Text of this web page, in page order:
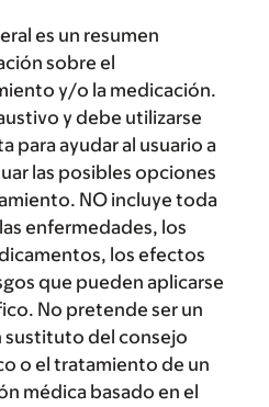
es un resumen
sobre el
y/o la medicación.
y debe utilizarse
para ayudar al usuario a
las posibles opciones
NO incluye toda
enfermedades, los
los efectos
que pueden aplicarse
No pretende ser un
sustituto del consejo
o el tratamiento de un
médica basado en el